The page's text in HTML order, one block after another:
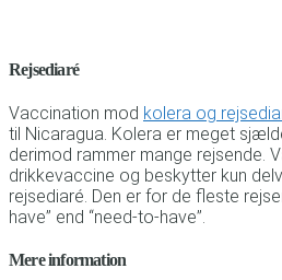
Rejsediaré
Vaccination mod kolera og
til Nicaragua. Kolera er meget
derimod rammer mange rejsende.
drikkevaccine og beskytter kun
rejsediaré. Den er for de fleste
have” end “need-to-have”.
Mere information